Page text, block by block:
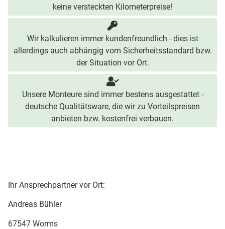
keine versteckten Kilometerpreise!
Wir kalkulieren immer kundenfreundlich - dies ist
allerdings auch abhängig vom Sicherheitsstandard bzw.
der Situation vor Ort.
Unsere Monteure sind immer bestens ausgestattet -
deutsche Qualitätsware, die wir zu Vorteilspreisen
anbieten bzw. kostenfrei verbauen.
Ihr Ansprechpartner vor Ort:
Andreas Bühler
67547 Worms